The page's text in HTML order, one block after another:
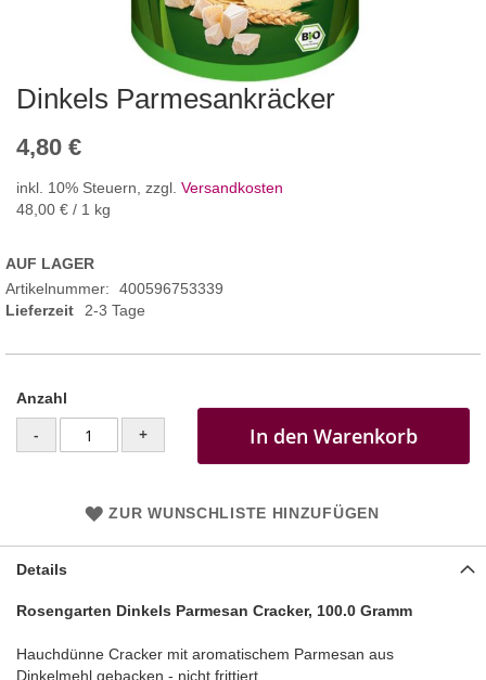
Dinkels Parmesankräcker
4,80 €
inkl. 10% Steuern, zzgl. Versandkosten
48,00 € / 1 kg
AUF LAGER
Artikelnummer
400596753339
Lieferzeit
2-3 Tage
Anzahl
- + In den Warenkorb
ZUR WUNSCHLISTE HINZUFÜGEN
Details
Rosengarten Dinkels Parmesan Cracker, 100.0 Gramm
Hauchdünne Cracker mit aromatischem Parmesan aus
Dinkelmehl gebacken - nicht frittiert